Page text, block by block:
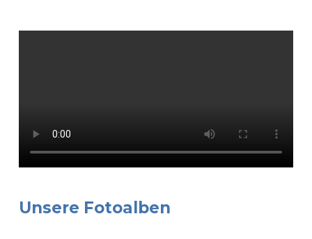
Unsere Fotoalben